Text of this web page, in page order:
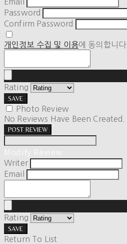
Password
Confirm Password
개인정보 수집 및 이용에 동의합니다.
Rating
SAVE
Photo Review
No Reviews Have Been Created.
POST REVIEW
Writer
Email
Rating
SAVE
Return To List